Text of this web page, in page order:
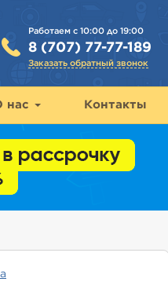
Работаем с 10:00 до 19:00
8 (707) 77-77-189
Заказать обратный звонок
нас Контакты